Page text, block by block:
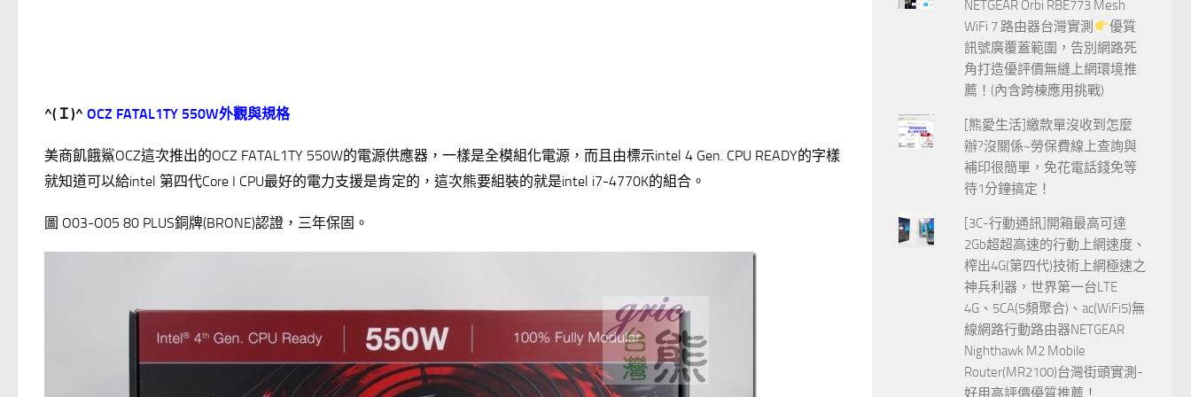
^( Ｉ)^ OCZ FATAL1TY 550W外觀與規格
美商飢餓鯊OCZ這次推出的OCZ FATAL1TY 550W的電源供應器，一樣是全模組化電源，而且由標示intel 4 Gen. CPU READY的字樣
就知道可以給intel 第四代Core I CPU最好的電力支援是肯定的，這次熊要組裝的就是intel i7-4770K的組合。
圖 O03-O05 80 PLUS銅牌(BRONE)認證，三年保固。
NETGEAR Orbi RBE773 Mesh
WiFi 7 路由器台灣實測
優質
訊號廣覆蓋範圍，告別網路死
角打造優評價無縫上網環境推
薦！(內含跨棟應用挑戰)
[熊愛生活]繳款單沒收到怎麼
辦?沒關係~勞保費線上查詢與
補印很簡單，免花電話錢免等
待1分鐘搞定！
[3C-行動通訊]開箱最高可達
2Gb超超高速的行動上網速度、
榨出4G(第四代)技術上網極速之
神兵利器，世界第一台LTE
4G、5CA(5頻聚合)、ac(WiFi5)無
線網路行動路由器NETGEAR
Nighthawk M2 Mobile
Router(MR2100)台灣街頭實測-
好用高評價優質推薦！